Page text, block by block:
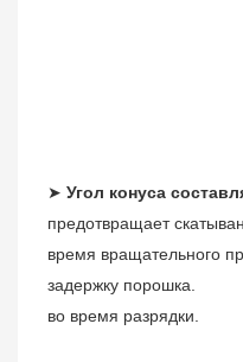
➤ Угол конуса
предотвращает
время вращательного
задержку порошка.
во время разрядки.